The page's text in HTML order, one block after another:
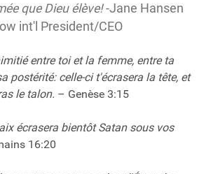
que Dieu élève!-Jane Hansen
int'l President/CEO
entre toi et la femme, entre ta
postérité: celle-ci t'écrasera la tête, et
le talon. – Genèse 3:15
écrasera bientôt Satan sous vos
16:20